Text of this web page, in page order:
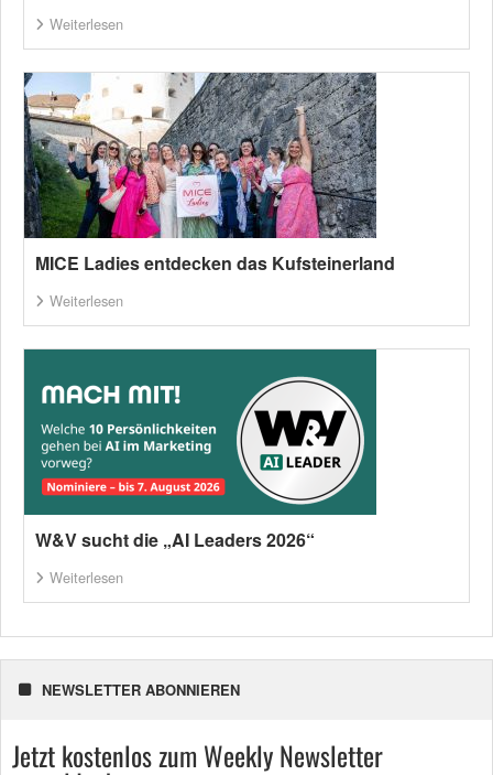
Weiterlesen
MICE Ladies entdecken das Kufsteinerland
Weiterlesen
W&V sucht die „AI Leaders 2026“
Weiterlesen
NEWSLETTER ABONNIEREN
Jetzt kostenlos zum Weekly Newsletter